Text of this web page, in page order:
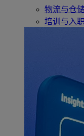
物流与仓
培训与入